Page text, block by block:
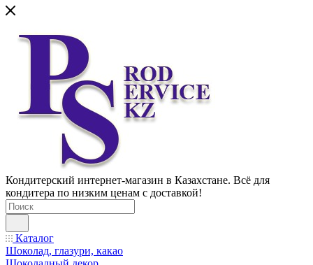
Кондитерский интернет-магазин в Казахстане. Всё для
кондитера по низким ценам с доставкой!
Каталог
Шоколад, глазури, какао